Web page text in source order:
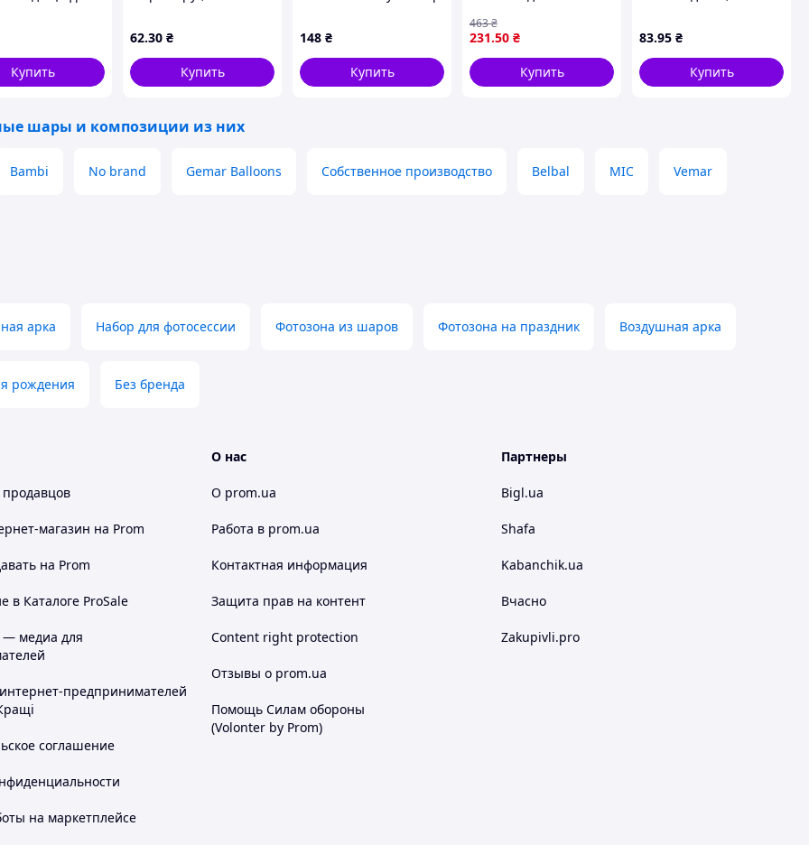
Купить
молочный
62.30 ₴
Купить
для оформления
праздника детской
вечеринки микс
148 ₴
Купить
пастельно-бірюзові
матові 50шт для
композицій
231.50 ₴
463₴
Купить
5шт розовые MK 5487
ТМ METR
83.95 ₴
Купить
шары и композиции из них
Bambi No brand Gemar Balloons Собственное производство Belbal MIC Vemar
арка Набор для фотосессии Фотозона из шаров Фотозона на праздник Воздушная арка
рождения Без бренда
магазин на Prom
на Prom
в Каталоге ProSale
— медиа для
предпринимателей
соглашение
на маркетплейсе
О нас
О prom.ua
Работа в prom.ua
Контактная информация
Защита прав на контент
Content right protection
Отзывы о prom.ua
Помощь Силам обороны
(Volonter by Prom)
Партнеры
Bigl.ua
Shafa
Kabanchik.ua
Вчасно
Zakupivli.pro